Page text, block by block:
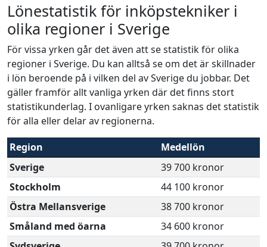
Lönestatistik för inköpstekniker i
olika regioner i Sverige
För vissa yrken går det även att se statistik för olika
regioner i Sverige. Du kan alltså se om det är skillnader
i lön beroende på i vilken del av Sverige du jobbar. Det
gäller framför allt vanliga yrken där det finns stort
statistikunderlag. I ovanligare yrken saknas det statistik
för alla eller delar av regionerna.
Region
Medellön
Sverige
39 700 kronor
Stockholm
44 100 kronor
Östra Mellansverige
38 700 kronor
Småland med öarna
34 600 kronor